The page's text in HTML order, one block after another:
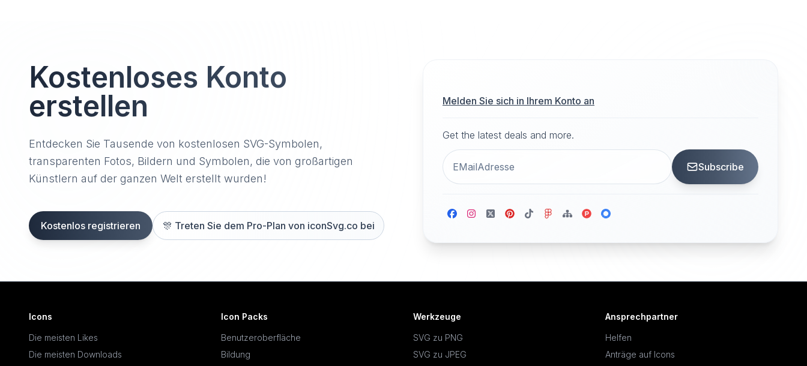
Kostenloses Konto
erstellen
Entdecken Sie Tausende von kostenlosen SVG-Symbolen,
transparenten Fotos, Bildern und Symbolen, die von großartigen
Künstlern auf der ganzen Welt erstellt wurden!
Kostenlos registrieren 🎊 Treten Sie dem Pro-Plan von iconSvg.co bei
Melden Sie sich in Ihrem Konto an
Get the latest deals and more.
Subscribe
Icons
Die meisten Likes
Die meisten Downloads
Icon Packs
Benutzeroberfläche
Bildung
Werkzeuge
SVG zu PNG
SVG zu JPEG
Ansprechpartner
Helfen
Anträge auf Icons